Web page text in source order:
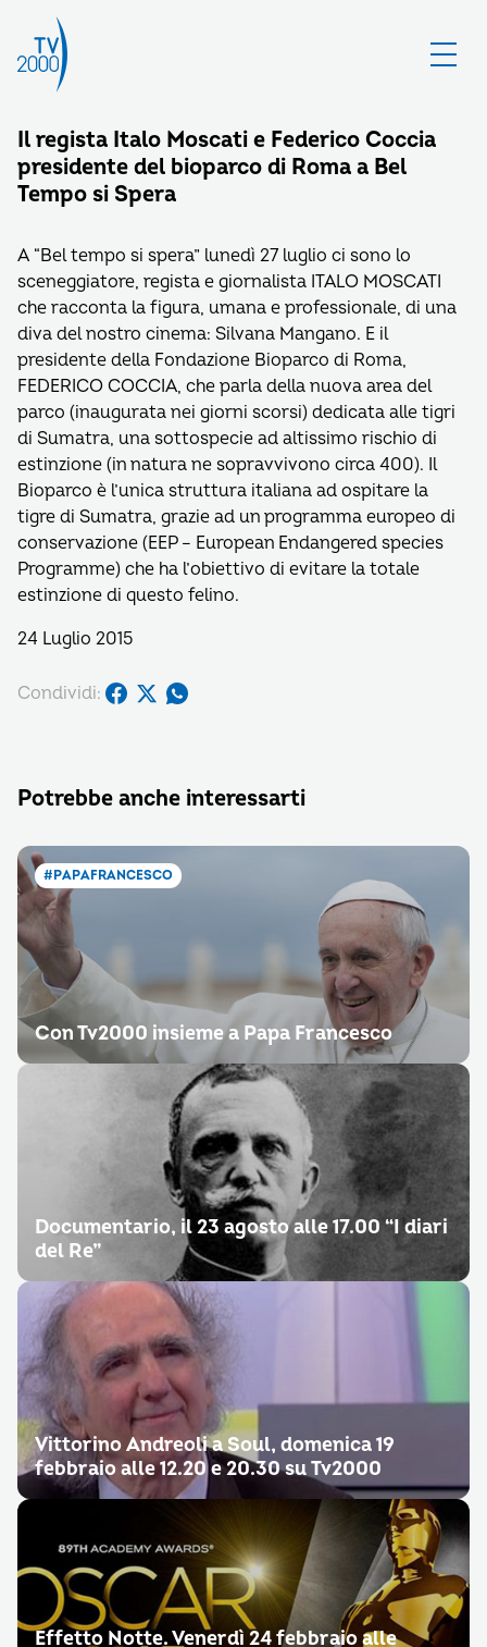
Il regista Italo Moscati e Federico Coccia
presidente del bioparco di Roma a Bel
Tempo si Spera
A “Bel tempo si spera” lunedì 27 luglio ci sono lo
sceneggiatore, regista e giornalista ITALO MOSCATI
che racconta la figura, umana e professionale, di una
diva del nostro cinema: Silvana Mangano. E il
presidente della Fondazione Bioparco di Roma,
FEDERICO COCCIA, che parla della nuova area del
parco (inaugurata nei giorni scorsi) dedicata alle tigri
di Sumatra, una sottospecie ad altissimo rischio di
estinzione (in natura ne sopravvivono circa 400). Il
Bioparco è l’unica struttura italiana ad ospitare la
tigre di Sumatra, grazie ad un programma europeo di
conservazione (EEP – European Endangered species
Programme) che ha l’obiettivo di evitare la totale
estinzione di questo felino.
24 Luglio 2015
Condividi:
Potrebbe anche interessarti
#PAPAFRANCESCO
Con Tv2000 insieme a Papa Francesco
Documentario, il 23 agosto alle 17.00 “I diari
del Re”
Vittorino Andreoli a Soul, domenica 19
febbraio alle 12.20 e 20.30 su Tv2000
Effetto Notte. Venerdì 24 febbraio alle